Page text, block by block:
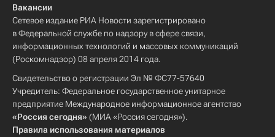
Вакансии
Сетевое издание РИА Новости зарегистрировано
в Федеральной службе по надзору в сфере связи,
информационных технологий и массовых коммуникаций
(Роскомнадзор) 08 апреля 2014 года.
Свидетельство о регистрации Эл № ФС77-57640
Учредитель: Федеральное государственное унитарное
предприятие Международное информационное агентство
«Россия сегодня» (МИА «Россия сегодня»).
Правила использования материалов